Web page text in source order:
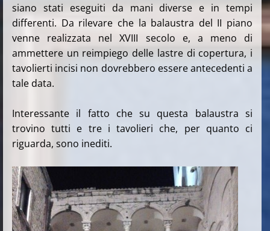
siano stati eseguiti da mani diverse e in tempi
differenti. Da rilevare che la balaustra del II piano
venne realizzata nel XVIII secolo e, a meno di
ammettere un reimpiego delle lastre di copertura, i
tavolierti incisi non dovrebbero essere antecedenti a
tale data.
Interessante il fatto che su questa balaustra si
trovino tutti e tre i tavolieri che, per quanto ci
riguarda, sono inediti.